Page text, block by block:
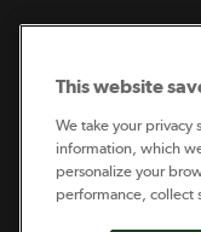
Il est
This website
We take your privacy
information, which
personalize your
performance, collect